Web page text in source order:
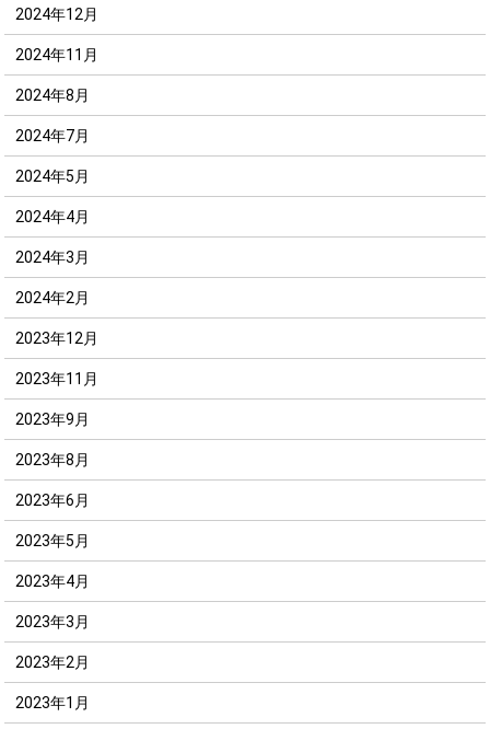
2024年12月
2024年11月
2024年8月
2024年7月
2024年5月
2024年4月
2024年3月
2024年2月
2023年12月
2023年11月
2023年9月
2023年8月
2023年6月
2023年5月
2023年4月
2023年3月
2023年2月
2023年1月